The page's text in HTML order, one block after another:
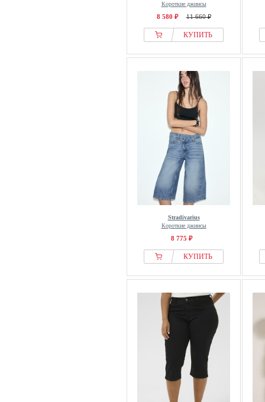
Короткие джинсы
8 580 ₽ 11 660 ₽
КУПИТЬ
Stradivarius
Короткие джинсы
8 775 ₽
КУПИТЬ